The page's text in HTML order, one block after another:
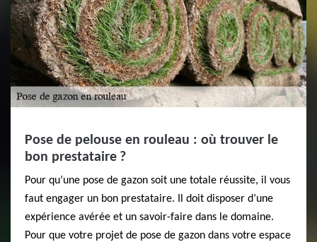
Pose de pelouse en rouleau : où trouver le
bon prestataire ?
Pour qu’une pose de gazon soit une totale réussite, il vous
faut engager un bon prestataire. Il doit disposer d’une
expérience avérée et un savoir-faire dans le domaine.
Pour que votre projet de pose de gazon dans votre espace